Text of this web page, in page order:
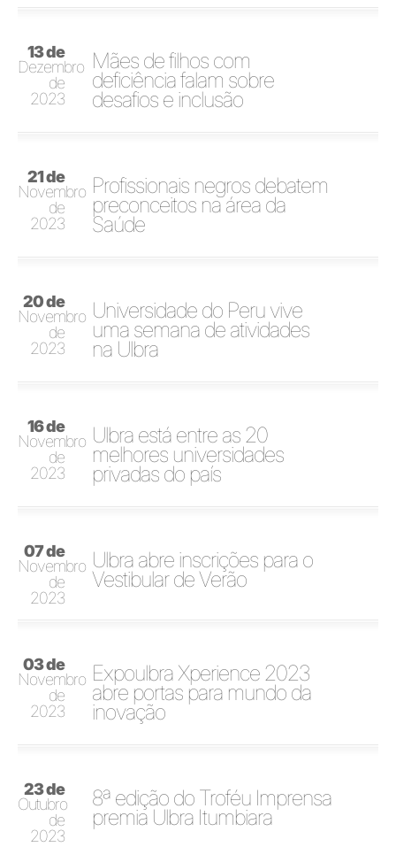
13 de
Dezembro
de
2023
Mães de filhos com
deficiência falam sobre
desafios e inclusão
21 de
Novembro
de
2023
Profissionais negros debatem
preconceitos na área da
Saúde
20 de
Novembro
de
2023
Universidade do Peru vive
uma semana de atividades
na Ulbra
16 de
Novembro
de
2023
Ulbra está entre as 20
melhores universidades
privadas do país
07 de
Novembro
de
2023
Ulbra abre inscrições para o
Vestibular de Verão
03 de
Novembro
de
2023
Expoulbra Xperience 2023
abre portas para mundo da
inovação
23 de
Outubro
de
2023
8ª edição do Troféu Imprensa
premia Ulbra Itumbiara